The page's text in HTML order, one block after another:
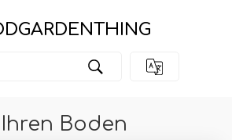
Boden